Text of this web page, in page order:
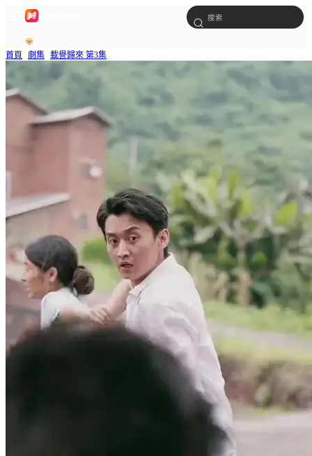
首頁 劇集 載譽歸來 第3集